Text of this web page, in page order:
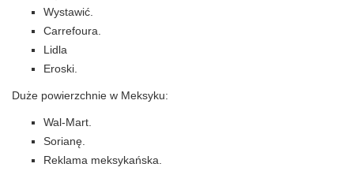
Wystawić.
Carrefoura.
Lidla
Eroski.
Duże powierzchnie w Meksyku:
Wal-Mart.
Sorianę.
Reklama meksykańska.